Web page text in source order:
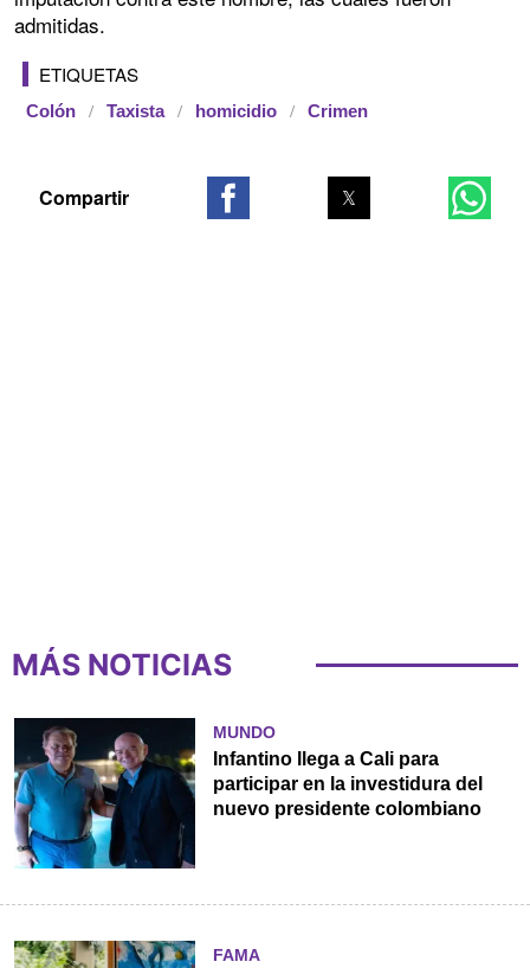
admitidas.
ETIQUETAS
Colón Taxista homicidio Crimen
MÁS NOTICIAS
MUNDO
Infantino llega a Cali para
participar en la investidura del
nuevo presidente colombiano
FAMA